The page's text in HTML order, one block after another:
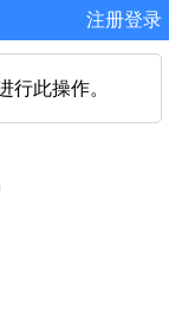
注册登录
此操作。